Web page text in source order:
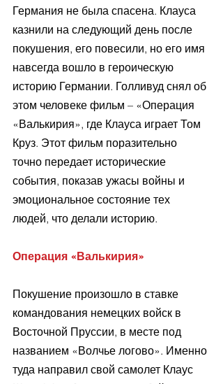
Германия не была спасена. Клауса
казнили на следующий день после
покушения, его повесили, но его имя
навсегда вошло в героическую
историю Германии. Голливуд снял об
этом человеке фильм – «Операция
«Валькирия», где Клауса играет Том
Круз. Этот фильм поразительно
точно передает исторические
события, показав ужасы войны и
эмоциональное состояние тех
людей, что делали историю.
Операция «Валькирия»
Покушение произошло в ставке
командования немецких войск в
Восточной Пруссии, в месте под
названием «Волчье логово». Именно
туда направил свой самолет Клаус